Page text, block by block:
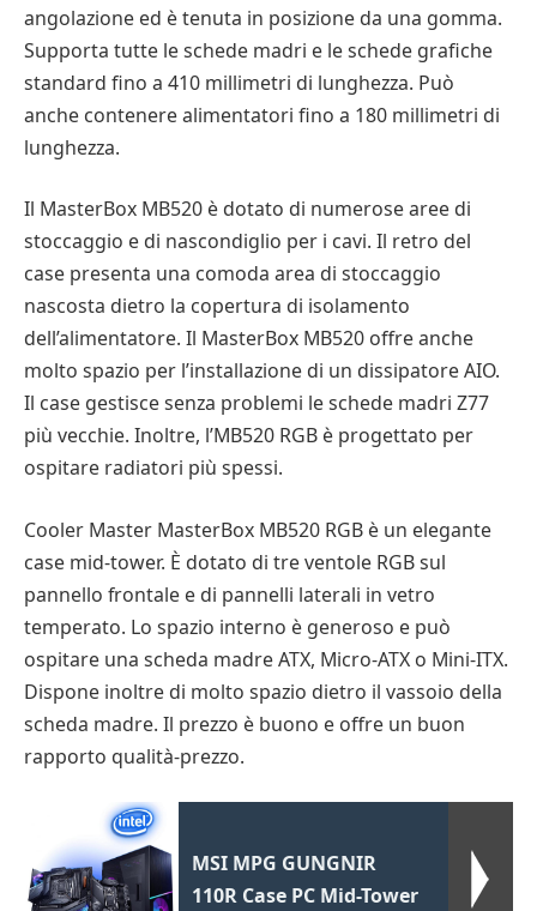
angolazione ed è tenuta in posizione da una gomma.
Supporta tutte le schede madri e le schede grafiche
standard fino a 410 millimetri di lunghezza. Può
anche contenere alimentatori fino a 180 millimetri di
lunghezza.
Il MasterBox MB520 è dotato di numerose aree di
stoccaggio e di nascondiglio per i cavi. Il retro del
case presenta una comoda area di stoccaggio
nascosta dietro la copertura di isolamento
dell’alimentatore. Il MasterBox MB520 offre anche
molto spazio per l’installazione di un dissipatore AIO.
Il case gestisce senza problemi le schede madri Z77
più vecchie. Inoltre, l’MB520 RGB è progettato per
ospitare radiatori più spessi.
Cooler Master MasterBox MB520 RGB è un elegante
case mid-tower. È dotato di tre ventole RGB sul
pannello frontale e di pannelli laterali in vetro
temperato. Lo spazio interno è generoso e può
ospitare una scheda madre ATX, Micro-ATX o Mini-ITX.
Dispone inoltre di molto spazio dietro il vassoio della
scheda madre. Il prezzo è buono e offre un buon
rapporto qualità-prezzo.
MSI MPG GUNGNIR
110R Case PC Mid-Tower